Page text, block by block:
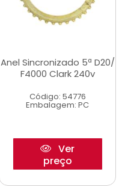
Anel Sincronizado 5ª D20/
F4000 Clark 240v
Código: 54776
Embalagem: PC
Ver
preço